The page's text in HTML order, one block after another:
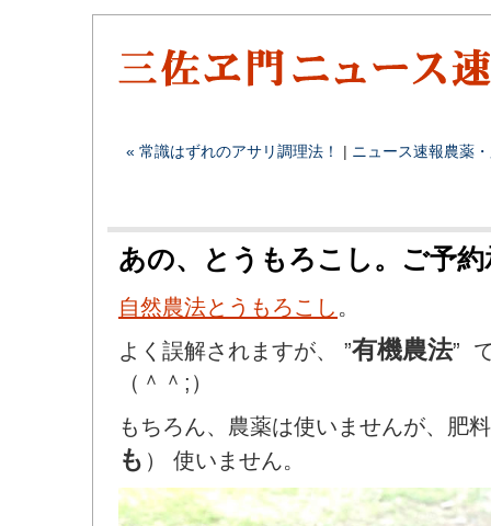
« 常識はずれのアサリ調理法！ | ニュース速報農薬
あの、とうもろこし。ご予約
自然農法とうもろこし 。
よく誤解されますが、 ”有機農法”
（＾＾;）
もちろん、農薬は使いませんが、肥
も ） 使いません。